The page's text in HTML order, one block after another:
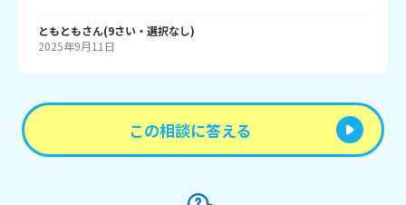
ともともさん(9さい・ 選択なし)
2025年9月11日
この相談に答える